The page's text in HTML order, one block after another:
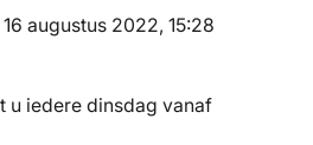
16 augustus 2022, 15:28
u iedere dinsdag vanaf